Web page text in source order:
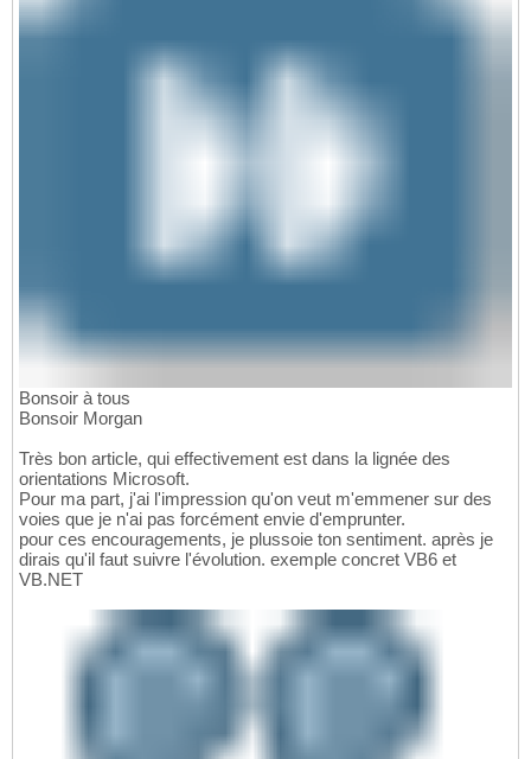
Bonsoir à tous
Bonsoir Morgan
Très bon article, qui effectivement est dans la lignée des
orientations Microsoft.
Pour ma part, j'ai l'impression qu'on veut m'emmener sur des
voies que je n'ai pas forcément envie d'emprunter.
pour ces encouragements, je plussoie ton sentiment. après je
dirais qu'il faut suivre l'évolution. exemple concret VB6 et
VB.NET